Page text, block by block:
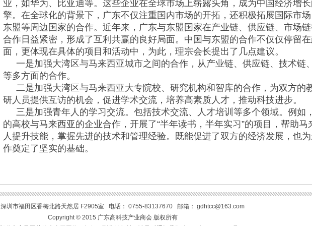
业，如华为、比亚迪等。这些企业在全球市场上崭露头角，成为中国经济增长
擎。在全球化的背景下，广东不仅注重国内市场的开拓，还积极拓展国际市
东盟等周边国家的合作。近年来，广东与东盟国家在产业链、供应链、市场
合作日益紧密，形成了互利共赢的良好局面。中国与东盟的合作不仅仅停留
面，更体现在具体的项目和活动中，为此，理宗会长提出了几点建议。
一是加强大湾区与马来西亚城市之间的合作，从产业链、供应链、技术链
等多方面的合作。
二是加强大湾区与马来西亚大专院校、研究机构和智库的合作，为双方的
研人员提供互访的机会，促进学术交流，培养高素质人才，推动科技进步。
三是加强青年人的学习交流。包括技术交流、人才培训等多个领域。例如
的高校与马来西亚的企业合作，开展了“半年读书，半年实习”的项目，帮助马
人提升技能，掌握先进的技术和管理经验。既能促进了双方的经济发展，也
作奠定了坚实的基础。
圳市福田区香梅北路天然居 F2905室 电话： 0755-83137670 邮箱： gdhtcc@163.com
Copyright © 2015 广东高科技产业商会 版权所有